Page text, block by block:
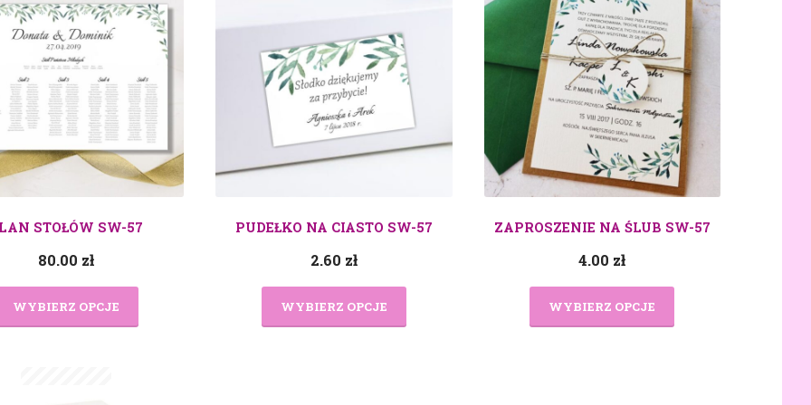
STOŁÓW SW-57
80.00 zł
WYBIERZ OPCJE
PUDEŁKO NA CIASTO SW-57
2.60 zł
WYBIERZ OPCJE
ZAPROSZENIE NA ŚLUB SW-57
4.00 zł
WYBIERZ OPCJE